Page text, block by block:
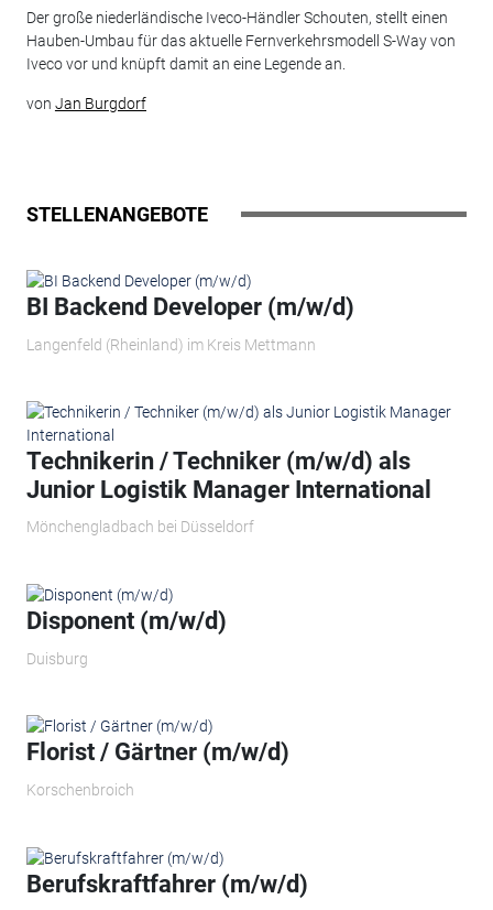
Der große niederländische Iveco-Händler Schouten, stellt einen
Hauben-Umbau für das aktuelle Fernverkehrsmodell S-Way von
Iveco vor und knüpft damit an eine Legende an.
von Jan Burgdorf
STELLENANGEBOTE
BI Backend Developer (m/w/d)
Langenfeld (Rheinland) im Kreis Mettmann
Technikerin / Techniker (m/w/d) als
Junior Logistik Manager International
Mönchengladbach bei Düsseldorf
Disponent (m/w/d)
Duisburg
Florist / Gärtner (m/w/d)
Korschenbroich
Berufskraftfahrer (m/w/d)